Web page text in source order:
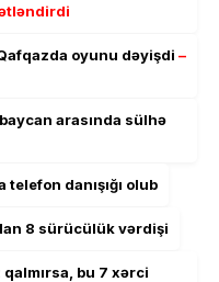
oyunu dəyişdi –
arasında sülhə
danışığı olub
8 sürücülük vərdişi
qalmırsa, bu 7 xərci